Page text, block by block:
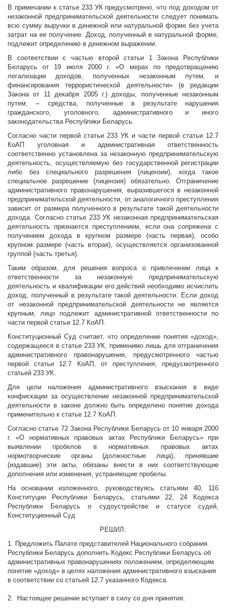
В примечании к статье 233 УК предусмотрено, что под доходом от
незаконной предпринимательской деятельности следует понимать
всю сумму выручки в денежной или натуральной форме без учета
затрат на ее получение. Доход, полученный в натуральной форме,
подлежит определению в денежном выражении.
В соответствии с частью второй статьи 1 Закона Республики
Беларусь от 19 июля 2000 г. «О мерах по предотвращению
легализации доходов, полученных незаконным путем, и
финансирования террористической деятельности» (в редакции
Закона от 11 декабря 2005 г.) доходы, полученные незаконным
путем, – средства, полученные в результате нарушения
гражданского, уголовного, административного и иного
законодательства Республики Беларусь.
Согласно части первой статьи 233 УК и части первой статьи 12.7
КоАП уголовная и административная ответственность
соответственно установлена за незаконную предпринимательскую
деятельность, осуществляемую без государственной регистрации
либо без специального разрешения (лицензии), когда такое
специальное разрешение (лицензия) обязательно. Отграничение
административного правонарушения, выразившегося в незаконной
предпринимательской деятельности, от аналогичного преступления
зависит от размера полученного в результате такой деятельности
дохода. Согласно статье 233 УК незаконная предпринимательская
деятельность признается преступлением, если она сопряжена с
получением дохода в крупном размере (часть первая), особо
крупном размере (часть вторая), осуществляется организованной
группой (часть третья).
Таким образом, для решения вопроса о привлечении лица к
ответственности за незаконную предпринимательскую
деятельность и квалификации его действий необходимо исчислить
доход, полученный в результате такой деятельности. Если доход
от незаконной предпринимательской деятельности не является
крупным, лицо подлежит административной ответственности по
части первой статьи 12.7 КоАП.
Конституционный Суд считает, что определение понятия «доход»,
содержащееся в статье 233 УК, применимо лишь для отграничения
административного правонарушения, предусмотренного частью
первой статьи 12.7 КоАП, от преступления, предусмотренного
статьей 233 УК.
Для цели наложения административного взыскания в виде
конфискации за осуществление незаконной предпринимательской
деятельности в законе должно быть определено понятие дохода
применительно к статье 12.7 КоАП.
Согласно статье 72 Закона Республики Беларусь от 10 января 2000
г. «О нормативных правовых актах Республики Беларусь» при
выявлении пробелов в нормативных правовых актах
нормотворческие органы (должностные лица), принявшие
(издавшие) эти акты, обязаны внести в них соответствующие
дополнения или изменения, устраняющие пробелы.
На основании изложенного, руководствуясь статьями 40, 116
Конституции Республики Беларусь, статьями 22, 24 Кодекса
Республики Беларусь о судоустройстве и статусе судей,
Конституционный Суд
РЕШИЛ:
1. Предложить Палате представителей Национального собрания
Республики Беларусь дополнить Кодекс Республики Беларусь об
административных правонарушениях положением, определяющим
понятие «доход» в целях наложения административного взыскания
в соответствии со статьей 12.7 указанного Кодекса.
2. Настоящее решение вступает в силу со дня принятия.